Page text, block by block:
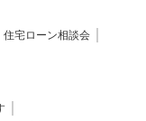
住宅ローン相談会